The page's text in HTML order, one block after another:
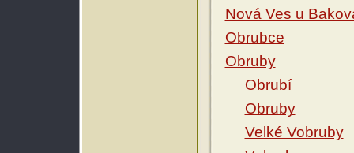
Nová Ves u
Obrubce
Obruby
Obrubí
Obruby
Velké Vobruby